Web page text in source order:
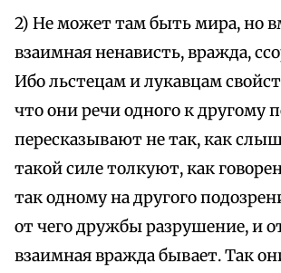
2) Не может там быть мира, но
взаимная ненависть, вражда,
Ибо льстецам и лукавцам
что они речи одного к другому
пересказывают не так, как
такой силе толкуют, как
так одному на другого
от чего дружбы разрушение, и
взаимная вражда бывает. Так